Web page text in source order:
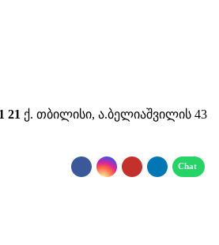
21 ქ. თბილისი, ა.ბელიაშვილის 43